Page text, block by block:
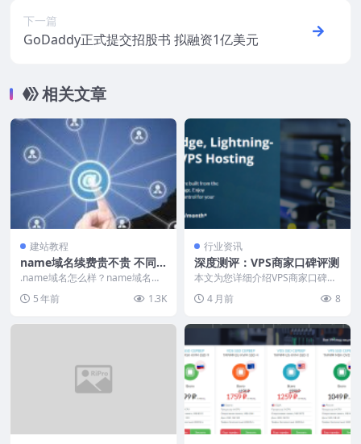
下一篇
GoDaddy正式提交招股书 拟融资1亿美元
相关文章
建站教程
name域名续费贵不贵 不同
注册商价格对比
.name域名怎么样？name域名作
册，尤其适合学生...
5 年前 1.3K
行业资讯
深度测评：VPS商家口碑评测
本文为您详细介绍VPS商家口碑评
和选择适合自己的V...
4 月前 8